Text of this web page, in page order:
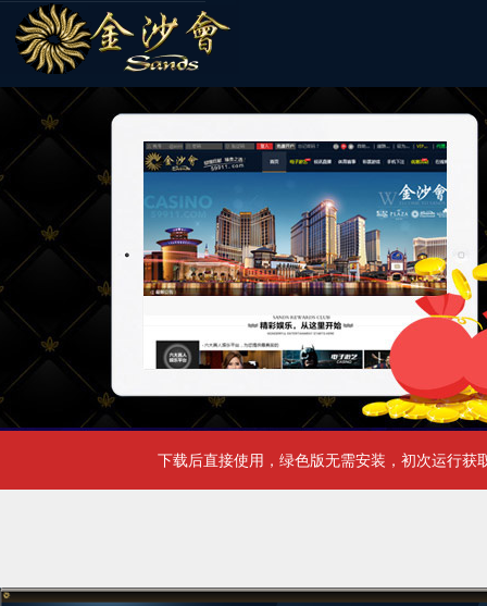
下载后直接使用，绿色版无需安装，初次运